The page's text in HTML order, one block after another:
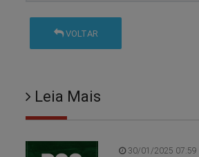
VOLTAR
Leia Mais
30/01/2025 07:59